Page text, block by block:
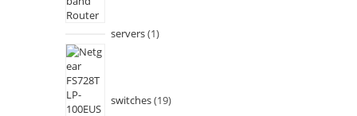
servers 1
switches 19